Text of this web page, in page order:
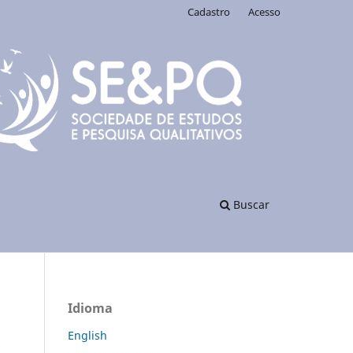
Buscar
Cadastro Acesso
Idioma
English